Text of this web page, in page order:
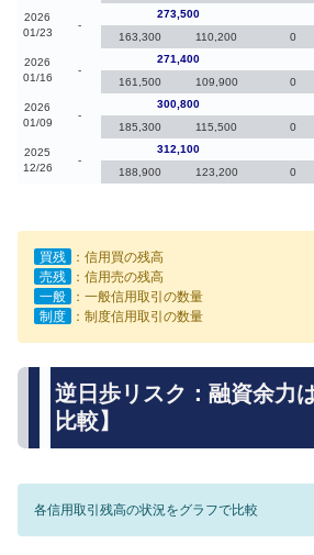
2026
01/23
-
273,500
163,300
110,200 0
2026
01/16
-
271,400
161,500
109,900 0
2026
01/09
-
300,800
185,300
115,500 0
2025
12/26
-
312,100
188,900
123,200 0
買残
：信用買の残高
売残
：信用売の残高
一般
：一般信用取引の数量
制度
：制度信用取引の数量
逆日歩リスク：融資余力
比較】
各信用取引残高の状況をグラフで比較